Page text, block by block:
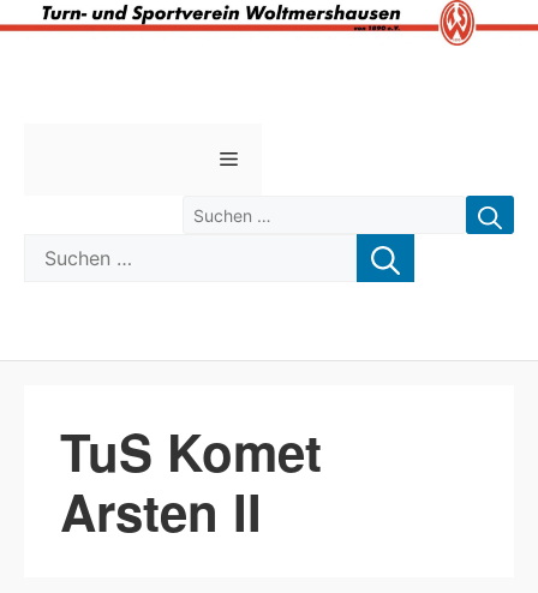
Suchen nach:
Menü
Suchen nach:
TuS Komet
Arsten II